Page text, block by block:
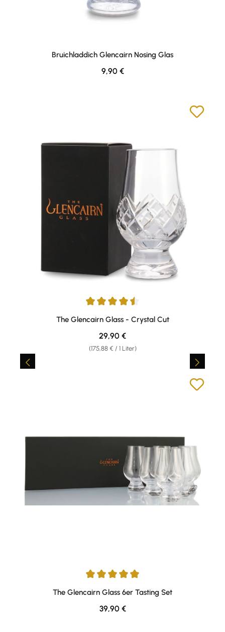
Bruichladdich Glencairn Nosing Glas
Regulärer Preis:
9,90 €
Durchschnittliche Bewertung von 4.5 von 5 Sternen
The Glencairn Glass - Crystal Cut
(175,88 € / 1 Liter)
Regulärer Preis:
29,90 €
Durchschnittliche Bewertung von 4.94 von 5 Sternen
The Glencairn Glass 6er Tasting Set
Regulärer Preis:
39,90 €